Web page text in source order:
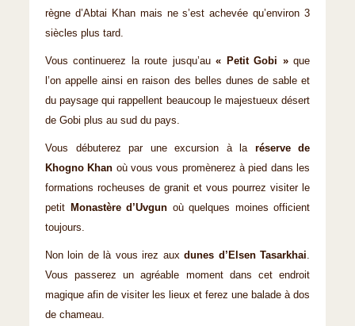
règne d’Abtai Khan mais ne s’est achevée qu’environ 3
siècles plus tard.
Vous continuerez la route jusqu’au« Petit Gobi »que
l’on appelle ainsi en raison des belles dunes de sable et
du paysage qui rappellent beaucoup le majestueux désert
de Gobi plus au sud du pays.
Vous débuterez par une excursion à la réserve de
Khogno Khan où vous vous promènerez à pied dans les
formations rocheuses de granit et vous pourrez visiter le
petit
Monastère d’Uvgun où quelques moines officient
toujours.
Non loin de là vous irez auxdunes d’Elsen Tasarkhai.
Vous passerez un agréable moment dans cet endroit
magique afin de visiter les lieux et ferez une balade à dos
de chameau.